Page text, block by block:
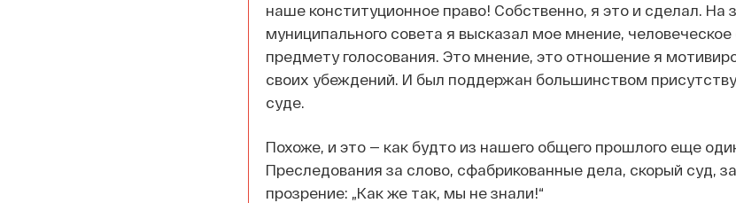
наше конституционное право! Собственно, я это и сделал. На
муниципального совета я высказал мое мнение,
предмету голосования. Это мнение, это отношение я
своих убеждений. И был поддержан большинством
суде.
Похоже, и это — как будто из нашего общего прошлого еще
Преследования за слово, сфабрикованные дела, скорый суд,
прозрение: „Как же так, мы не знали!“